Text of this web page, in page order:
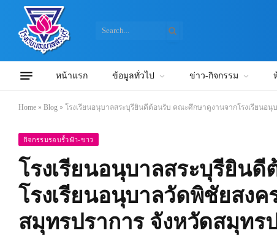
หน้าแรก ข้อมูลทั่วไป ข่าว-กิจกรรม
Home » Blog » โรงเรียนอนุบาลสระบุรียินดีต้อนรับ คณะศึกษาดูงานจากโรงเรียนอ
กิจกรรมรอบรั้วฟ้า-ขาว
โรงเรียนอนุบาลสระบุรียิน
โรงเรียนอนุบาลวัดพิชัยสงค
สมุทรปราการ จังหวัดสมุทร